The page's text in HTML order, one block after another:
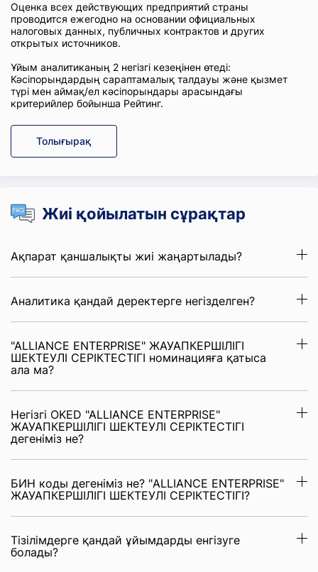
Оценка всех действующих предприятий страны
проводится ежегодно на основании официальных
налоговых данных, публичных контрактов и других
открытых источников.
Ұйым аналитиканың 2 негізгі кезеңінен өтеді:
Кәсіпорындардың сараптамалық талдауы және қызмет
түрі мен аймақ/ел кәсіпорындары арасындағы
критерийлер бойынша Рейтинг.
Толығырақ
Жиі қойылатын сұрақтар
Ақпарат қаншалықты жиі жаңартылады?
Аналитика қандай деректерге негізделген?
"ALLIANCE ENTERPRISE" ЖАУАПКЕРШІЛІГІ
ШЕКТЕУЛІ СЕРІКТЕСТІГІ номинацияға қатыса
ала ма?
Негізгі OKED "ALLIANCE ENTERPRISE"
ЖАУАПКЕРШІЛІГІ ШЕКТЕУЛІ СЕРІКТЕСТІГІ
дегеніміз не?
БИН коды дегеніміз не? "ALLIANCE ENTERPRISE"
ЖАУАПКЕРШІЛІГІ ШЕКТЕУЛІ СЕРІКТЕСТІГІ?
Тізілімдерге қандай ұйымдарды енгізуге
болады?